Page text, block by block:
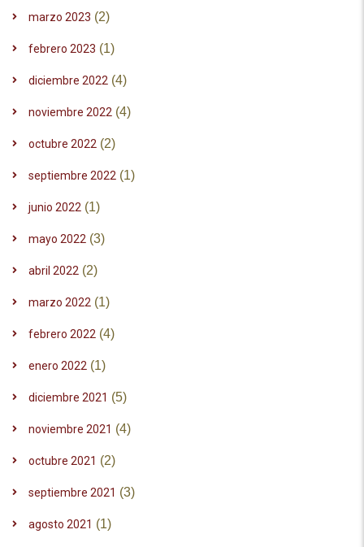
marzo 2023 (2)
febrero 2023 (1)
diciembre 2022 (4)
noviembre 2022 (4)
octubre 2022 (2)
septiembre 2022 (1)
junio 2022 (1)
mayo 2022 (3)
abril 2022 (2)
marzo 2022 (1)
febrero 2022 (4)
enero 2022 (1)
diciembre 2021 (5)
noviembre 2021 (4)
octubre 2021 (2)
septiembre 2021 (3)
agosto 2021 (1)